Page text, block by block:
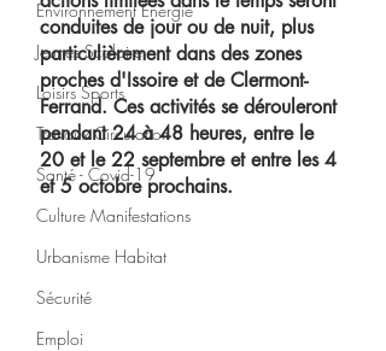
Environnement Energie
Jeunes Scolaire
Loisirs Sports
Travaux Circulation
Santé - Covid-19
Culture Manifestations
Urbanisme Habitat
Sécurité
Emploi
conduites de jour ou de nuit, plus
particulièrement dans des zones
proches d'Issoire et de Clermont-
Ferrand. Ces activités se dérouleront
pendant 24 à 48 heures, entre le
20 et le 22 septembre et entre les 4
et 5 octobre prochains.